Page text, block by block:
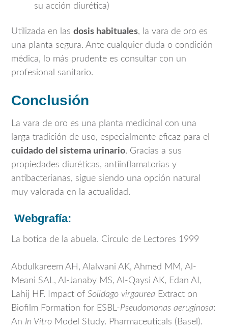
su acción diurética)
Utilizada en las dosis habituales, la vara de oro es
una planta segura. Ante cualquier duda o condición
médica, lo más prudente es consultar con un
profesional sanitario.
Conclusión
La vara de oro es una planta medicinal con una
larga tradición de uso, especialmente eficaz para el
cuidado del sistema urinario. Gracias a sus
propiedades diuréticas, antiinflamatorias y
antibacterianas, sigue siendo una opción natural
muy valorada en la actualidad.
Webgrafía:
La botica de la abuela. Circulo de Lectores 1999
Abdulkareem AH, Alalwani AK, Ahmed MM, Al-
Meani SAL, Al-Janaby MS, Al-Qaysi AK, Edan AI,
Lahij HF. Impact of Solidago virgaurea Extract on
Biofilm Formation for ESBL-Pseudomonas aeruginosa:
An In Vitro Model Study. Pharmaceuticals (Basel).